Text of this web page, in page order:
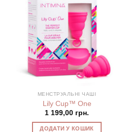
МЕНСТРУАЛЬНІ ЧАШІ
Lily Cup™ One
1 199,00 грн.
ДОДАТИ У КОШИК